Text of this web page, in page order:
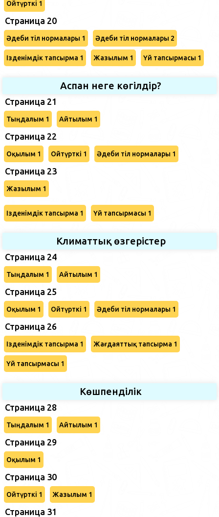
Ойтүрткі 1
Страница 20
Әдеби тіл нормалары 1 Әдеби тіл нормалары 2
Ізденімдік тапсырма 1 Жазылым 1 Үй тапсырмасы 1
Аспан неге көгілдір?
Страница 21
Тыңдалым 1 Айтылым 1
Страница 22
Оқылым 1 Ойтүрткі 1 Әдеби тіл нормалары 1
Страница 23
Жазылым 1
Ізденімдік тапсырма 1 Үй тапсырмасы 1
Климаттық өзгерістер
Страница 24
Тыңдалым 1 Айтылым 1
Страница 25
Оқылым 1 Ойтүрткі 1 Әдеби тіл нормалары 1
Страница 26
Ізденімдік тапсырма 1 Жағдаяттық тапсырма 1
Үй тапсырмасы 1
Көшпенділік
Страница 28
Тыңдалым 1 Айтылым 1
Страница 29
Оқылым 1
Страница 30
Ойтүрткі 1 Жазылым 1
Страница 31